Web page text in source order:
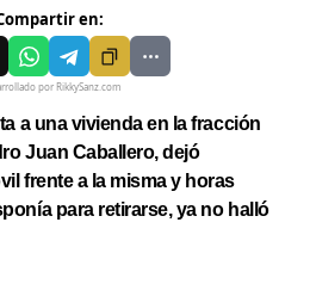
en:
por RikkySanz.com
Juan Caballero, dejó
frente a la misma y horas
para retirarse, ya no halló